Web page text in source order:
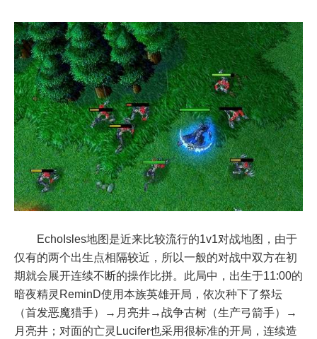
EchoIsles地图是近来比较流行的1v1对战地图，由于
仅有的两个出生点相隔较近，所以一般的对战中双方在初
期就会展开连续不断的操作比拼。此局中，出生于11:00的
暗夜精灵ReminD使用本族英雄开局，依次种下了祭坛
（首发恶魔猎手）→月亮井→战争古树（生产弓箭手）→
月亮井；对面的亡灵Lucifer也采用很标准的开局，连续造